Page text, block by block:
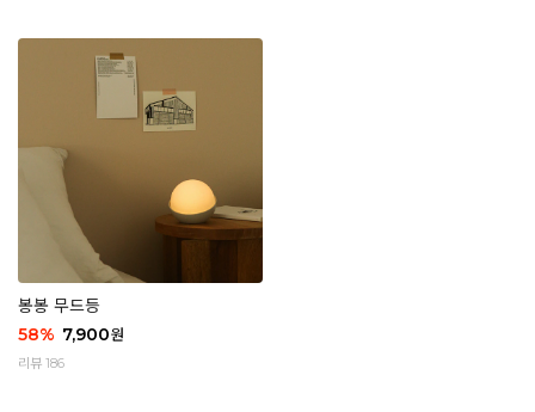
봉봉 무드등
58% 7,900원
리뷰 186